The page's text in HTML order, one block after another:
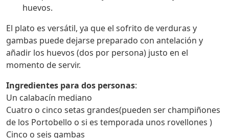
huevos.
El plato es versátil, ya que el sofrito de verduras y
gambas puede dejarse preparado con antelación y
añadir los huevos (dos por persona) justo en el
momento de servir.
Ingredientes para dos personas:
Un calabacín mediano
Cuatro o cinco setas grandes(pueden ser champiñones
de los Portobello o si es temporada unos rovellones )
Cinco o seis gambas